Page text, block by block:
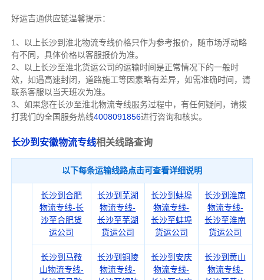
好运吉通供应链温馨提示：
1、以上长沙到淮北物流专线价格只作为参考报价，随市场浮动略
有不同，具体价格以客服报价为准。
2、以上长沙至淮北货运公司的运输时间是正常情况下的一般时
效，如遇高速封闭，道路施工等因素略有差异，如需准确时间，请
联系客服以当天班次为准。
3、如果您在长沙至淮北物流专线服务过程中，有任何疑问，请拨
打我们的全国服务热线4008091856进行咨询和核实。
长沙到安徽物流专线相关线路查询
以下每条运输线路点击可查看详细说明
长沙到合肥
物流专线-长
沙至合肥货
运公司
长沙到芜湖
物流专线-
长沙至芜湖
货运公司
长沙到蚌埠
物流专线-
长沙至蚌埠
货运公司
长沙到淮南
物流专线-
长沙至淮南
货运公司
长沙到马鞍
山物流专线-
长沙到铜陵
物流专线-
长沙到安庆
物流专线-
长沙到黄山
物流专线-